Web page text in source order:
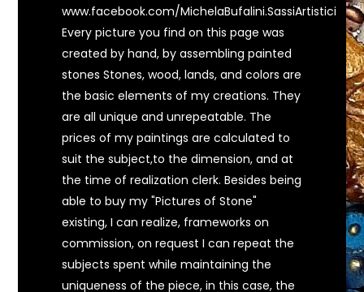
www.facebook.com/MichelaBufalini.SassiArtistici
Every picture you find on this page was
created by hand, by assembling painted
stones Stones, wood, lands, and colors are
the basic elements of my creations. They
are all unique and unrepeatable. The
prices of my paintings are calculated to
suit the subject,to the dimension, and at
the time of realization clerk. Besides being
able to buy my "Pictures of Stone"
existing, I can realize, frameworks on
commission, on request I can repeat the
subjects spent while maintaining the
uniqueness of the piece, in this case, the